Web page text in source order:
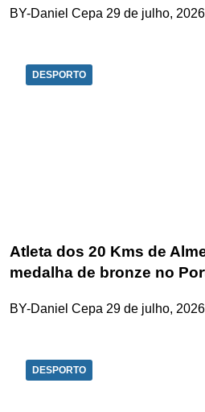
BY-Daniel Cepa 29 de julho, 2026
DESPORTO
Atleta dos 20 Kms de
medalha de bronze no
BY-Daniel Cepa 29 de julho, 2026
DESPORTO